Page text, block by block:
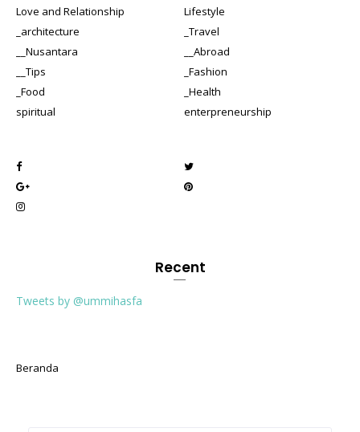
Love and Relationship
Lifestyle
_architecture
_Travel
__Nusantara
__Abroad
__Tips
_Fashion
_Food
_Health
spiritual
enterpreneurship
Recent
Tweets by @ummihasfa
Beranda